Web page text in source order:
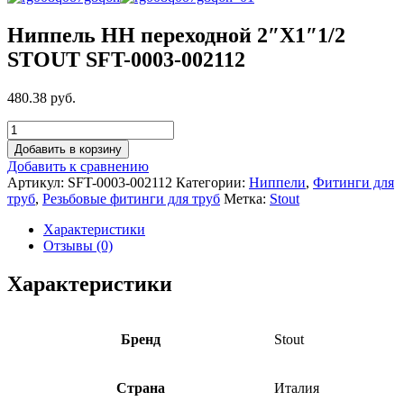
Ниппель НН переходной 2″X1″1/2
STOUT SFT-0003-002112
480.38 руб.
Добавить в корзину
Добавить к сравнению
Артикул: SFT-0003-002112 Категории: Ниппели, Фитинги для
труб, Резьбовые фитинги для труб Метка: Stout
Характеристики
Отзывы (0)
Характеристики
Бренд Stout
Страна Италия